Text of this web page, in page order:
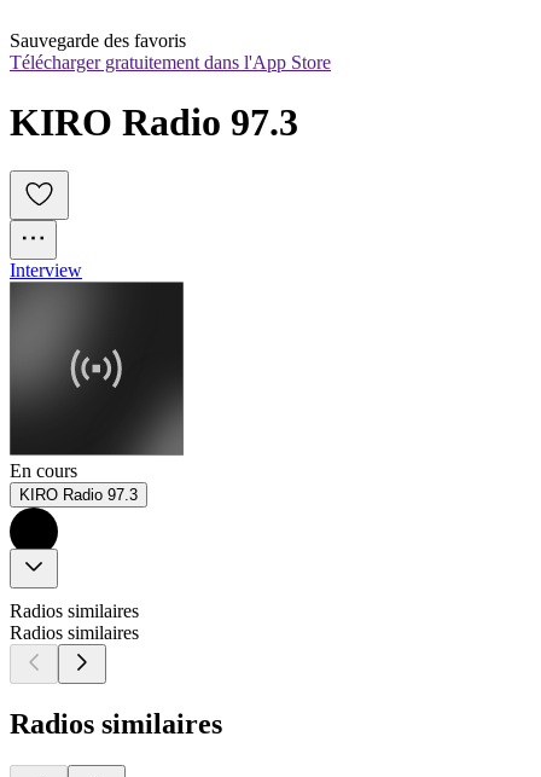
Sauvegarde des favoris
Télécharger gratuitement dans l'App Store
KIRO Radio 97.3
Interview
En cours
KIRO Radio 97.3
Radios similaires
Radios similaires
Radios similaires